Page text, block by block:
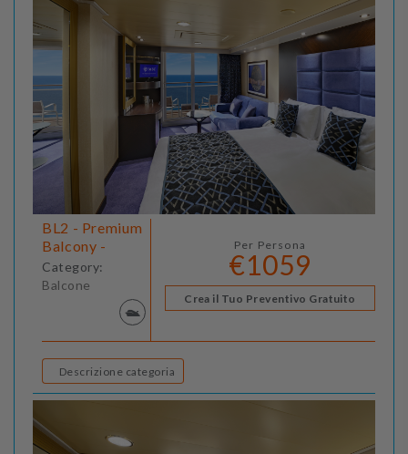
BL2 - Premium
Balcony -
Category:
Balcone
Per Persona
€1059
Crea il Tuo Preventivo Gratuito
Descrizione categoria